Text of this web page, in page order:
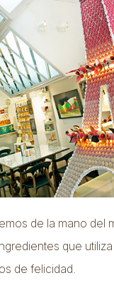
de la mano del
que
de felicidad.